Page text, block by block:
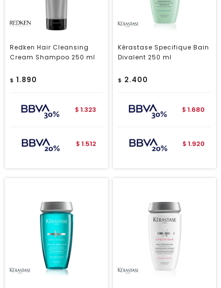
Redken Hair Cleansing
Cream Shampoo 250 ml
$ 1.890
$ 1.323
$ 1.512
Kérastase Specifique Bain
Divalent 250 ml
$ 2.400
$ 1.680
$ 1.920